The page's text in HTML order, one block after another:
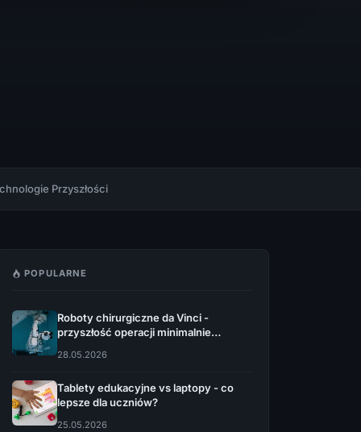
Przyszłości
POPULARNE
Roboty chirurgiczne da Vinci -
przyszłość operacji minimalnie
28.05.2026
Tablety edukacyjne vs laptopy - co
lepsze dla uczniów?
25.05.2026